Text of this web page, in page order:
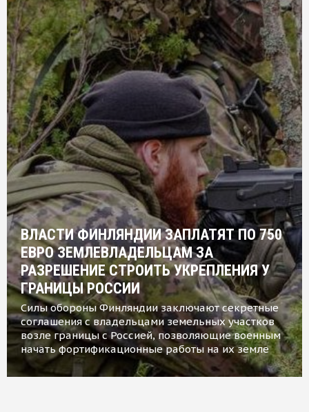
ВЛАСТИ ФИНЛЯНДИИ ЗАПЛАТЯТ ПО 750
ЕВРО ЗЕМЛЕВЛАДЕЛЬЦАМ ЗА
РАЗРЕШЕНИЕ СТРОИТЬ УКРЕПЛЕНИЯ У
ГРАНИЦЫ РОССИИ
Силы обороны Финляндии заключают секретные
соглашения с владельцами земельных участков
возле границы с Россией, позволяющие военным
начать фортификационные работы на их земле